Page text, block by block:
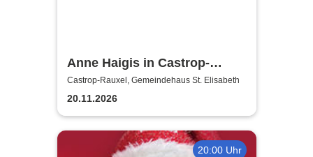
Anne Haigis in Castrop-
Rauxel - Vorprogramm: Lisa
Holtkamp
Castrop-Rauxel, Gemeindehaus St. Elisabeth
20.11.2026
20:00 Uhr